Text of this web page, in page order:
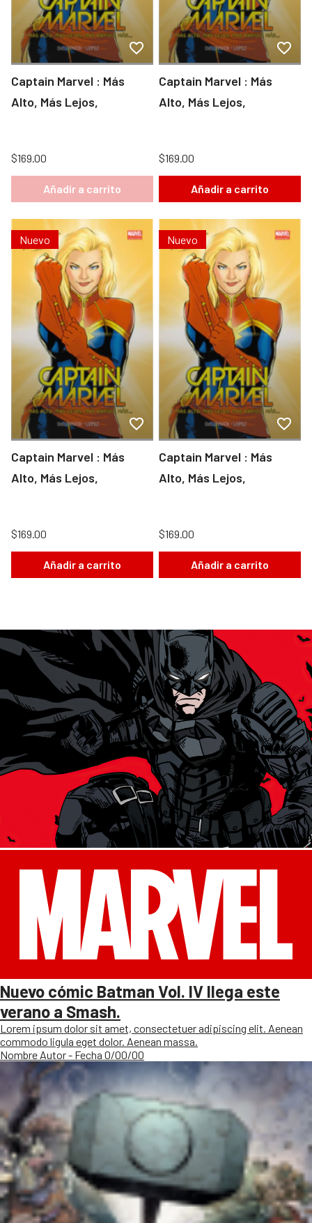
Captain Marvel : Más
Alto, Más Lejos,
$169.00
Añadir a carrito
Captain Marvel : Más
Alto, Más Lejos,
$169.00
Añadir a carrito
Nuevo
Captain Marvel : Más
Alto, Más Lejos,
$169.00
Añadir a carrito
Nuevo
Captain Marvel : Más
Alto, Más Lejos,
$169.00
Añadir a carrito
Nuevo cómic Batman Vol. IV llega este
verano a Smash.
Lorem ipsum dolor sit amet, consectetuer adipiscing elit. Aenean
commodo ligula eget dolor. Aenean massa.
Nombre Autor - Fecha 0/00/00